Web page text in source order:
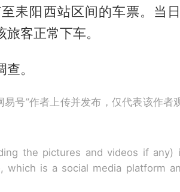
耒阳西站区间的车票。当
客正常下车。
。
号”作者上传并发布，仅代表该作者
the pictures and videos if any)
which is a social media platform